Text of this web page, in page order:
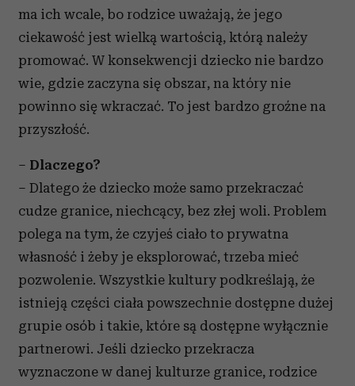
ma ich wcale, bo rodzice uważają, że jego
ciekawość jest wielką wartością, którą należy
promować. W konsekwencji dziecko nie bardzo
wie, gdzie zaczyna się obszar, na który nie
powinno się wkraczać. To jest bardzo groźne na
przyszłość.
– Dlaczego?
– Dlatego że dziecko może samo przekraczać
cudze granice, niechcący, bez złej woli. Problem
polega na tym, że czyjeś ciało to prywatna
własność i żeby je eksplorować, trzeba mieć
pozwolenie. Wszystkie kultury podkreślają, że
istnieją części ciała powszechnie dostępne dużej
grupie osób i takie, które są dostępne wyłącznie
partnerowi. Jeśli dziecko przekracza
wyznaczone w danej kulturze granice, rodzice